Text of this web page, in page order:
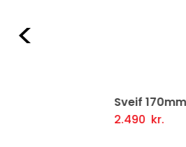
Sveif 170mm Vinstri Tígull